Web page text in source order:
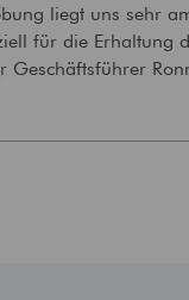
Brandschutz
Bewertung und
baulichem Brandschutz
liegt uns sehr
für die Erhaltung
Geschäftsführer